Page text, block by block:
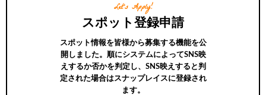
Let’s Apply!
スポット登録申請
スポット情報を皆様から募集する機能を公
開しました。順にシステムによってSNS映
えするか否かを判定し、SNS映えすると判
定された場合はスナップレイスに登録され
ます。